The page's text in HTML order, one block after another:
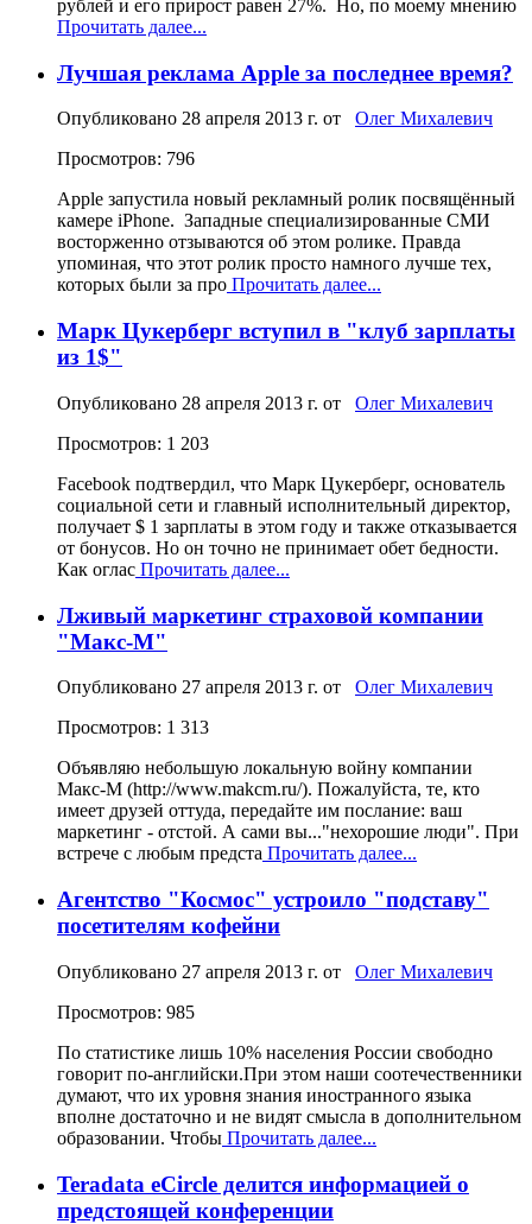
рублей и его прирост равен 27%. Но, по моему мнению
Прочитать далее...
Лучшая реклама Apple за последнее время?
Опубликовано 28 апреля 2013 г. от Олег Михалевич
Просмотров: 796
Apple запустила новый рекламный ролик посвящённый
камере iPhone. Западные специализированные СМИ
восторженно отзываются об этом ролике. Правда
упоминая, что этот ролик просто намного лучше тех,
которых были за про Прочитать далее...
Марк Цукерберг вступил в "клуб зарплаты
из 1$"
Опубликовано 28 апреля 2013 г. от Олег Михалевич
Просмотров: 1 203
Facebook подтвердил, что Марк Цукерберг, основатель
социальной сети и главный исполнительный директор,
получает $ 1 зарплаты в этом году и также отказывается
от бонусов. Но он точно не принимает обет бедности.
Как оглас Прочитать далее...
Лживый маркетинг страховой компании
"Макс-М"
Опубликовано 27 апреля 2013 г. от Олег Михалевич
Просмотров: 1 313
Объявляю небольшую локальную войну компании
Макс-М (http://www.makcm.ru/). Пожалуйста, те, кто
имеет друзей оттуда, передайте им послание: ваш
маркетинг - отстой. А сами вы..."нехорошие люди". При
встрече с любым предста Прочитать далее...
Агентство "Космос" устроило "подставу"
посетителям кофейни
Опубликовано 27 апреля 2013 г. от Олег Михалевич
Просмотров: 985
По статистике лишь 10% населения России свободно
говорит по-английски.При этом наши соотечественники
думают, что их уровня знания иностранного языка
вполне достаточно и не видят смысла в дополнительном
образовании. Чтобы Прочитать далее...
Teradata eCircle делится информацией о
предстоящей конференции